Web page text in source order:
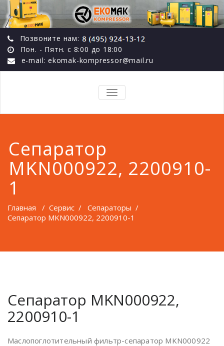
Позвоните нам:
Пон. - Пятн. с 8:00 до 18:00
e-mail: ekomak-kompressor@mail.ru
TOGGLE
Сепаратор
MKN000922, 2200910-
1
Главная / Сервис / Сепараторы /
Сепаратор MKN000922, 2200910-1
Сепаратор MKN000922,
2200910-1
Маслопоглотительный фильтр-сепаратор MKN000922